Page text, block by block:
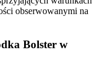
obserwowanymi na
Bolster w